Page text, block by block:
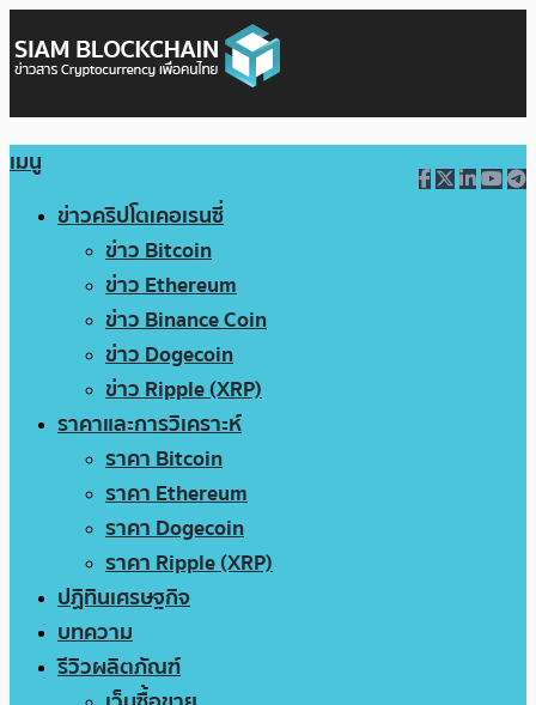
เมนู
ข่าวคริปโตเคอเรนซี่
ข่าว Bitcoin
ข่าว Ethereum
ข่าว Binance Coin
ข่าว Dogecoin
ข่าว Ripple (XRP)
ราคาและการวิเคราะห์
ราคา Bitcoin
ราคา Ethereum
ราคา Dogecoin
ราคา Ripple (XRP)
ปฏิทินเศรษฐกิจ
บทความ
รีวิวผลิตภัณฑ์